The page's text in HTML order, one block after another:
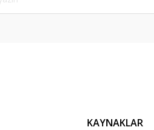
KAYNAKLAR